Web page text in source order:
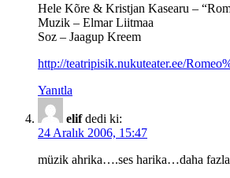
Hele Kõre & Kristjan Kasearu –
Muzik – Elmar Liitmaa
Soz – Jaagup Kreem
http://teatripisik.nukuteater.ee/
Yanıtla
elif dedi ki:
24 Aralık 2006, 15:47
müzik ahrika….ses harika…daha